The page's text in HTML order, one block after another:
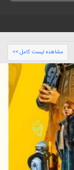
مشاهده لیست کامل >>